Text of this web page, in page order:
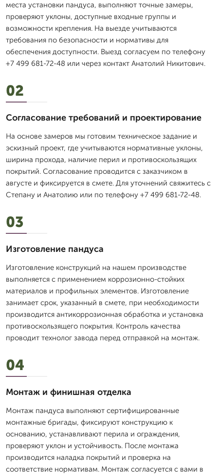
места установки пандуса, выполняют точные замеры,
проверяют уклоны, доступные входные группы и
возможности крепления. На выезде учитываются
требования по безопасности и нормативы для
обеспечения доступности. Выезд согласуем по телефону
+7 499 681-72-48 или через контакт Анатолий Никитович.
02
Согласование требований и проектирование
На основе замеров мы готовим техническое задание и
эскизный проект, где учитываются нормативные уклоны,
ширина прохода, наличие перил и противоскользящих
покрытий. Согласование проводится с заказчиком в
августе и фиксируется в смете. Для уточнений свяжитесь с
Степану и Анатолию или по телефону +7 499 681-72-48.
03
Изготовление пандуса
Изготовление конструкций на нашем производстве
выполняется с применением коррозионно-стойких
материалов и профильных элементов. Изготовление
занимает срок, указанный в смете, при необходимости
производится антикоррозионная обработка и установка
противоскользящего покрытия. Контроль качества
проводит технолог завода перед отправкой на монтаж.
04
Монтаж и финишная отделка
Монтаж пандуса выполняют сертифицированные
монтажные бригады, фиксируют конструкцию к
основанию, устанавливают перила и ограждения,
проверяют уклон и устойчивость. После монтажа
производится наладка покрытий и проверка на
соответствие нормативам. Монтаж согласуется с вами в